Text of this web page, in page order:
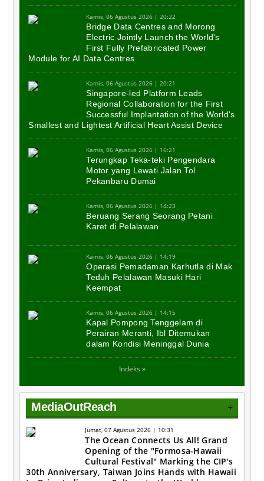
Kamis, 06 Agustus 2026 | 20:22
Bridge Data Centres and Morong
Electric Jointly Launch the World's
First Fully Prefabricated Power
Module for AI Data Centres
Kamis, 06 Agustus 2026 | 20:21
Singapore-led Platform Leads
Regional Collaboration for the First
Successful Implantation of the World's
Smallest and Lightest Artificial Heart Assist Device
Kamis, 06 Agustus 2026 | 16:21
Terungkap Teka-teki Pengendara
Motor yang Lewati Jalan Tol
Pekanbaru Dumai
Kamis, 06 Agustus 2026 | 14:23
Beruang Serang Seorang Petani
Karet di Pelalawan
Kamis, 06 Agustus 2026 | 14:19
Operasi Pemadaman Karhutla di Mak
Teduh Pelalawan Masuki Hari
Keempat
Kamis, 06 Agustus 2026 | 14:15
Kapal Pompong Tenggelam di
Perairan Meranti, Ibl Ditemukan
dalam Kondisi Meninggal Dunia
Indeks »
+
MediaOutReach
Jumat, 07 Agustus 2026 | 10:31
The Ocean Connects Us All! Grand
Opening of the "Formosa-Hawaii
Cultural Festival" Marking the CIP's
30th Anniversary, Taiwan Joins Hands with Hawaii